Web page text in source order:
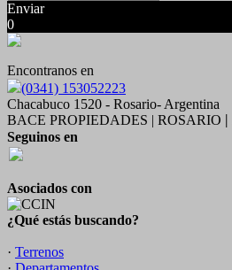
Enviar
0
Encontranos en
(0341) 153052223
Chacabuco 1520 - Rosario- Argentina
BACE PROPIEDADES | ROSARIO
Seguinos en
Asociados con
¿Qué estás buscando?
· Terrenos